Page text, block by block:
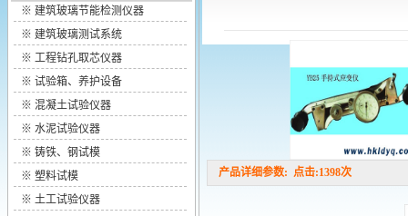
※ 建筑玻璃节能检测仪器
※ 建筑玻璃测试系统
※ 工程钻孔取芯仪器
※ 试验箱、养护设备
※ 混凝土试验仪器
※ 水泥试验仪器
※ 铸铁、钢试模
※ 塑料试模
※ 土工试验仪器
产品详细参数: 点击:1398次